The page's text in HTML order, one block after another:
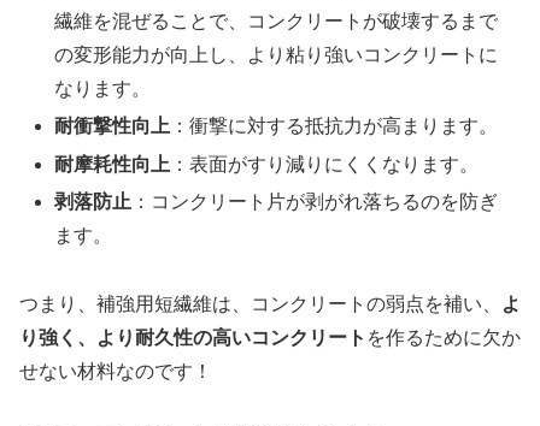
繊維を混ぜることで、コンクリートが破壊するまで
の変形能力が向上し、より粘り強いコンクリートに
なります。
耐衝撃性向上 ：衝撃に対する抵抗力が高まります。
耐摩耗性向上 ：表面がすり減りにくくなります。
剥落防止 ：コンクリート片が剥がれ落ちるのを防ぎ
ます。
つまり、補強用短繊維は、コンクリートの弱点を補い、
よ
り強く、より耐久性の高いコンクリート を作るために欠か
せない材料なのです！